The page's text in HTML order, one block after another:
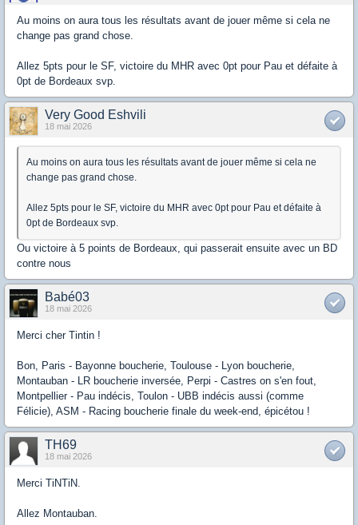
Au moins on aura tous les résultats avant de jouer même si cela ne
change pas grand chose.
Allez 5pts pour le SF, victoire du MHR avec 0pt pour Pau et défaite à
0pt de Bordeaux svp.
Very Good Eshvili
18 mai 2026
Au moins on aura tous les résultats avant de jouer même si cela ne
change pas grand chose.
Allez 5pts pour le SF, victoire du MHR avec 0pt pour Pau et défaite à
0pt de Bordeaux svp.
Ou victoire à 5 points de Bordeaux, qui passerait ensuite avec un BD
contre nous
Babé03
18 mai 2026
Merci cher Tintin !
Bon, Paris - Bayonne boucherie, Toulouse - Lyon boucherie,
Montauban - LR boucherie inversée, Perpi - Castres on s'en fout,
Montpellier - Pau indécis, Toulon - UBB indécis aussi (comme
Félicie), ASM - Racing boucherie finale du week-end, épicétou !
TH69
18 mai 2026
Merci TiNTiN.
Allez Montauban.